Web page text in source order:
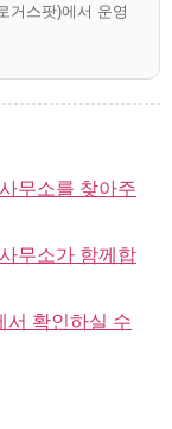
거스팟)에서 운영
무소를 찾아주
무소가 함께합
서 확인하실 수